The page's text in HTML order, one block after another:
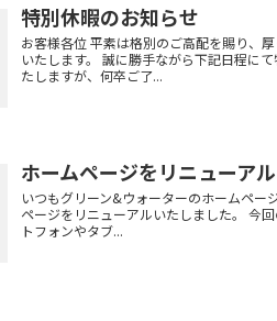
特別休暇のお知らせ
お客様各位 平素は格別のご高配を賜り、
いたします。 誠に勝手ながら下記日程に
たしますが、何卒ご了...
ホームページをリニューア
いつもグリーン&ウォーターのホームペー
ページをリニューアルいたしました。 今
トフォンやタブ...